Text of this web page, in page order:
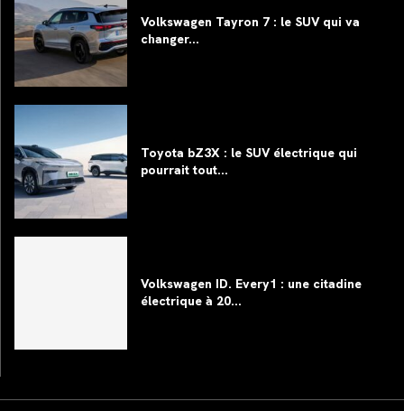
Volkswagen Tayron 7 : le SUV qui va
changer...
Toyota bZ3X : le SUV électrique qui
pourrait tout...
Volkswagen ID. Every1 : une citadine
électrique à 20...